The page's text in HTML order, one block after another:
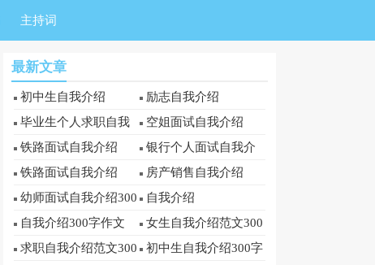
主持词
最新文章
初中生自我介绍
励志自我介绍
毕业生个人求职自我
介绍
空姐面试自我介绍
铁路面试自我介绍
银行个人面试自我介
绍
铁路面试自我介绍
房产销售自我介绍
幼师面试自我介绍300
字
自我介绍
自我介绍300字作文
女生自我介绍范文300
字
求职自我介绍范文300
初中生自我介绍300字